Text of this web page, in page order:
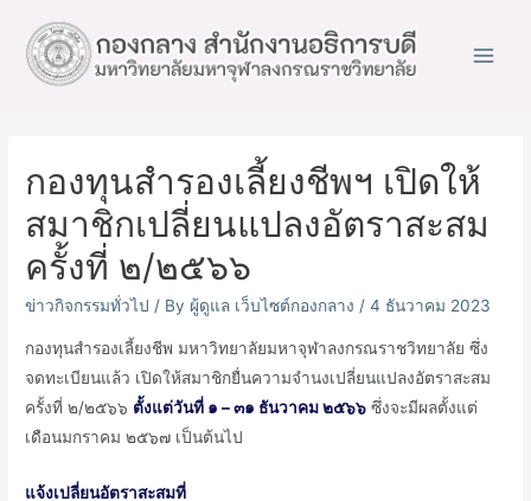
กองทุนสำรองเลี้ยงชีพฯ เปิดให้
สมาชิกเปลี่ยนแปลงอัตราสะสม
ครั้งที่ ๒/๒๕๖๖
ข่าวกิจกรรมทั่วไป / By ผู้ดูแล เว็บไซต์กองกลาง /4 ธันวาคม 2023
กองทุนสำรองเลี้ยงชีพ มหาวิทยาลัยมหาจุฬาลงกรณราชวิทยาลัย ซึ่ง
จดทะเบียนแล้ว เปิดให้สมาชิกยื่นความจำนงเปลี่ยนแปลงอัตราสะสม
ครั้งที่ ๒/๒๕๖๖ ตั้งแต่วันที่ ๑ – ๓๑ ธันวาคม ๒๕๖๖ ซึ่งจะมีผลตั้งแต่
เดือนมกราคม ๒๕๖๗ เป็นต้นไป
แจ้งเปลี่ยนอัตราสะสมที่